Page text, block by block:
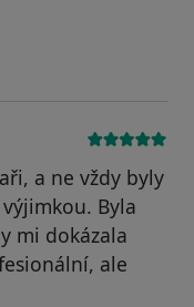
byl odstraněn
a ne vždy byly
Byla
mi dokázala
ale